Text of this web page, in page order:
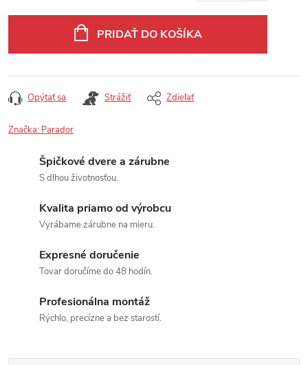
PRIDAŤ DO KOŠÍKA
Opýtať sa Strážiť Zdieľať
Značka: Parador
Špičkové dvere a zárubne
S dlhou životnosťou.
Kvalita priamo od výrobcu
Vyrábame zárubne na mieru.
Expresné doručenie
Tovar doručíme do 48 hodín.
Profesionálna montáž
Rýchlo, precízne a bez starostí.